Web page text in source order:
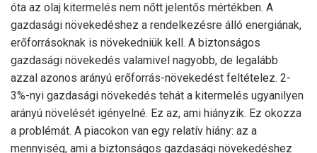
óta az olaj kitermelés nem nőtt jelentős mértékben. A
gazdasági növekedéshez a rendelkezésre álló energiának,
erőforrásoknak is növekedniük kell. A biztonságos
gazdasági növekedés valamivel nagyobb, de legalább
azzal azonos arányú erőforrás-növekedést feltételez. 2-
3%-nyi gazdasági növekedés tehát a kitermelés ugyanilyen
arányú növelését igényelné. Ez az, ami hiányzik. Ez okozza
a problémát. A piacokon van egy relatív hiány: az a
mennyiség, ami a biztonságos gazdasági növekedéshez